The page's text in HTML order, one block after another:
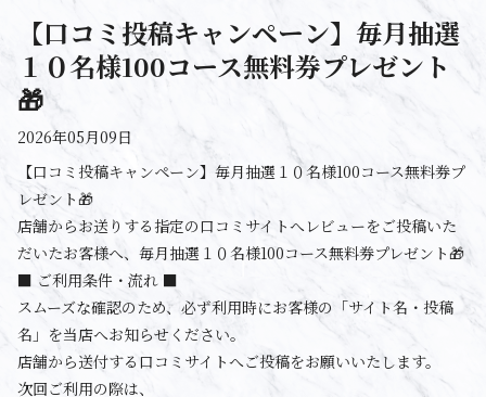
【口コミ投稿キャンペーン】毎月抽選
１０名様100コース無料券プレゼント
🎁
2026年05月09日
【口コミ投稿キャンペーン】毎月抽選１０名様100コース無料券プ
レゼント🎁
店舗からお送りする指定の口コミサイトへレビューをご投稿いた
だいたお客様へ、毎月抽選１０名様100コース無料券プレゼント🎁
■ ご利用条件・流れ ■
スムーズな確認のため、必ず利用時にお客様の「サイト名・投稿
名」を当店へお知らせください。
店舗から送付する口コミサイトへご投稿をお願いいたします。
次回ご利用の際は、